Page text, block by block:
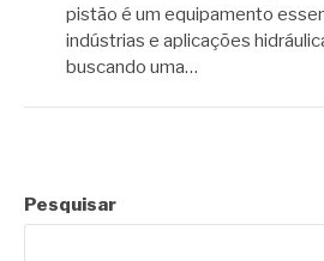
pistão é um equipamento
indústrias e aplicações
buscando uma…
Pesquisar